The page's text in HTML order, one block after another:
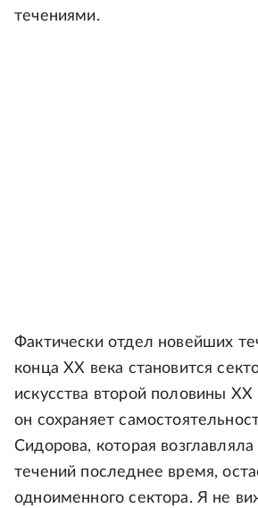
течениями.
Фактически отдел новейших
конца ХХ века становится
искусства второй половины
он сохраняет
Сидорова, которая
течений последнее время,
одноименного сектора. Я не